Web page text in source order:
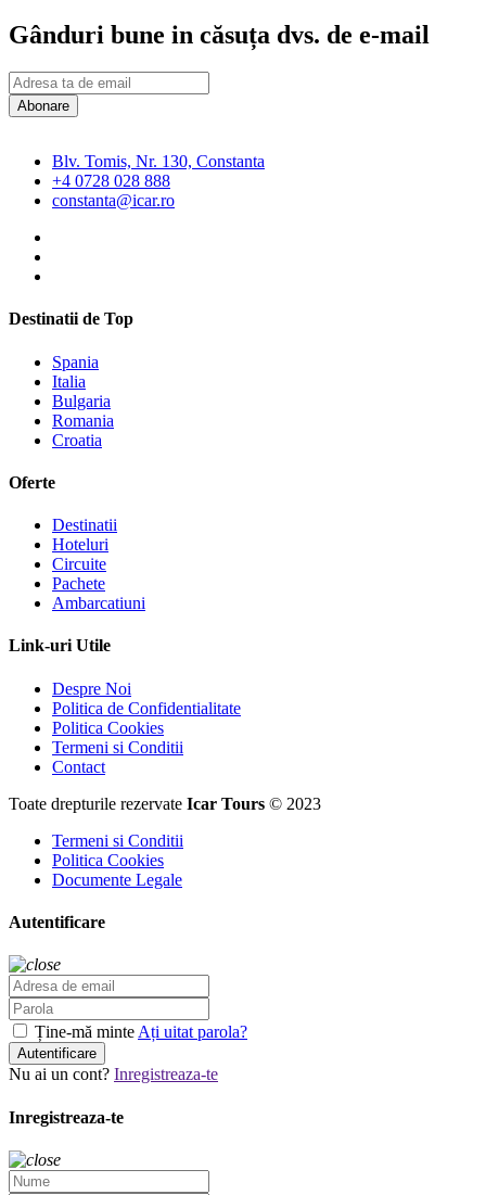
Gânduri bune in căsuța dvs. de e-mail
Abonare
Blv. Tomis, Nr. 130, Constanta
+4 0728 028 888
constanta@icar.ro
Destinatii de Top
Spania
Italia
Bulgaria
Romania
Croatia
Oferte
Destinatii
Hoteluri
Circuite
Pachete
Ambarcatiuni
Link-uri Utile
Despre Noi
Politica de Confidentialitate
Politica Cookies
Termeni si Conditii
Contact
Toate drepturile rezervate Icar Tours © 2023
Termeni si Conditii
Politica Cookies
Documente Legale
Autentificare
Ține-mă minte Ați uitat parola?
Autentificare
Nu ai un cont? Inregistreaza-te
Inregistreaza-te